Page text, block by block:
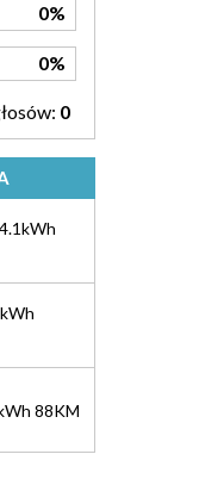
0%
0%
0
88KM